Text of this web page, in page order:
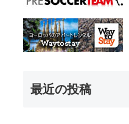
最近の投稿